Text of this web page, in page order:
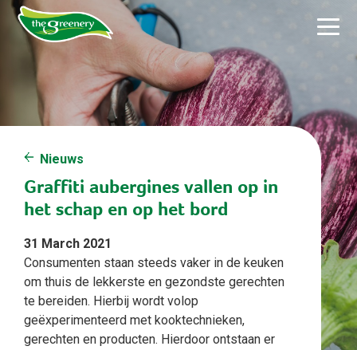
Nieuws
Graffiti aubergines vallen op in
het schap en op het bord
31 March 2021
Consumenten staan steeds vaker in de keuken
om thuis de lekkerste en gezondste gerechten
te bereiden. Hierbij wordt volop
geëxperimenteerd met kooktechnieken,
gerechten en producten. Hierdoor ontstaan er